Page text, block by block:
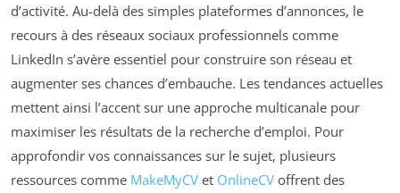
d’activité. Au-delà des simples plateformes d’annonces, le
recours à des réseaux sociaux professionnels comme
LinkedIn s’avère essentiel pour construire son réseau et
augmenter ses chances d’embauche. Les tendances actuelles
mettent ainsi l’accent sur une approche multicanale pour
maximiser les résultats de la recherche d’emploi. Pour
approfondir vos connaissances sur le sujet, plusieurs
ressources comme MakeMyCV et OnlineCV offrent des